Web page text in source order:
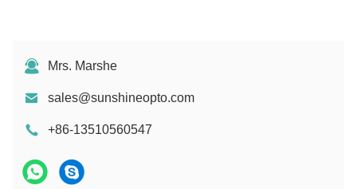
Mrs. Marshe
sales@sunshineopto.com
+86-13510560547